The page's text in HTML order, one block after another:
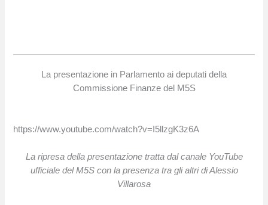
La presentazione in Parlamento ai deputati della
Commissione Finanze del M5S
https://www.youtube.com/watch?v=I5llzgK3z6A
La ripresa della presentazione tratta dal canale YouTube
ufficiale del M5S con la presenza tra gli altri di Alessio
Villarosa